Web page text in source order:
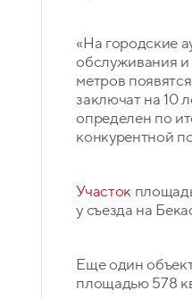
«На городские
обслуживания
метров
заключат на 10
определен по
конкурентной
Участок
у съезда на
Еще один
площадью 578